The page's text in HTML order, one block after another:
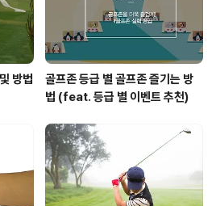
방법
골프존 등급 별 골프존 즐기는 방
법 (feat. 등급 별 이벤트 추천)